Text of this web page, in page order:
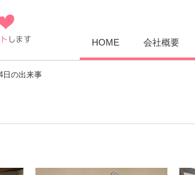
HOME 会社概要
日の出来事